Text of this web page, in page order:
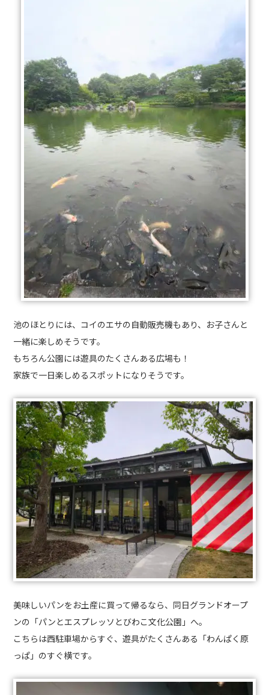
池のほとりには、コイのエサの自動販売機もあり、お子さんと
一緒に楽しめそうです。
もちろん公園には遊具のたくさんある広場も！
家族で一日楽しめるスポットになりそうです。
美味しいパンをお土産に買って帰るなら、同日グランドオープ
ンの「パンとエスプレッソとびわこ文化公園」へ。
こちらは西駐車場からすぐ、遊具がたくさんある「わんぱく原
っぱ」のすぐ横です。